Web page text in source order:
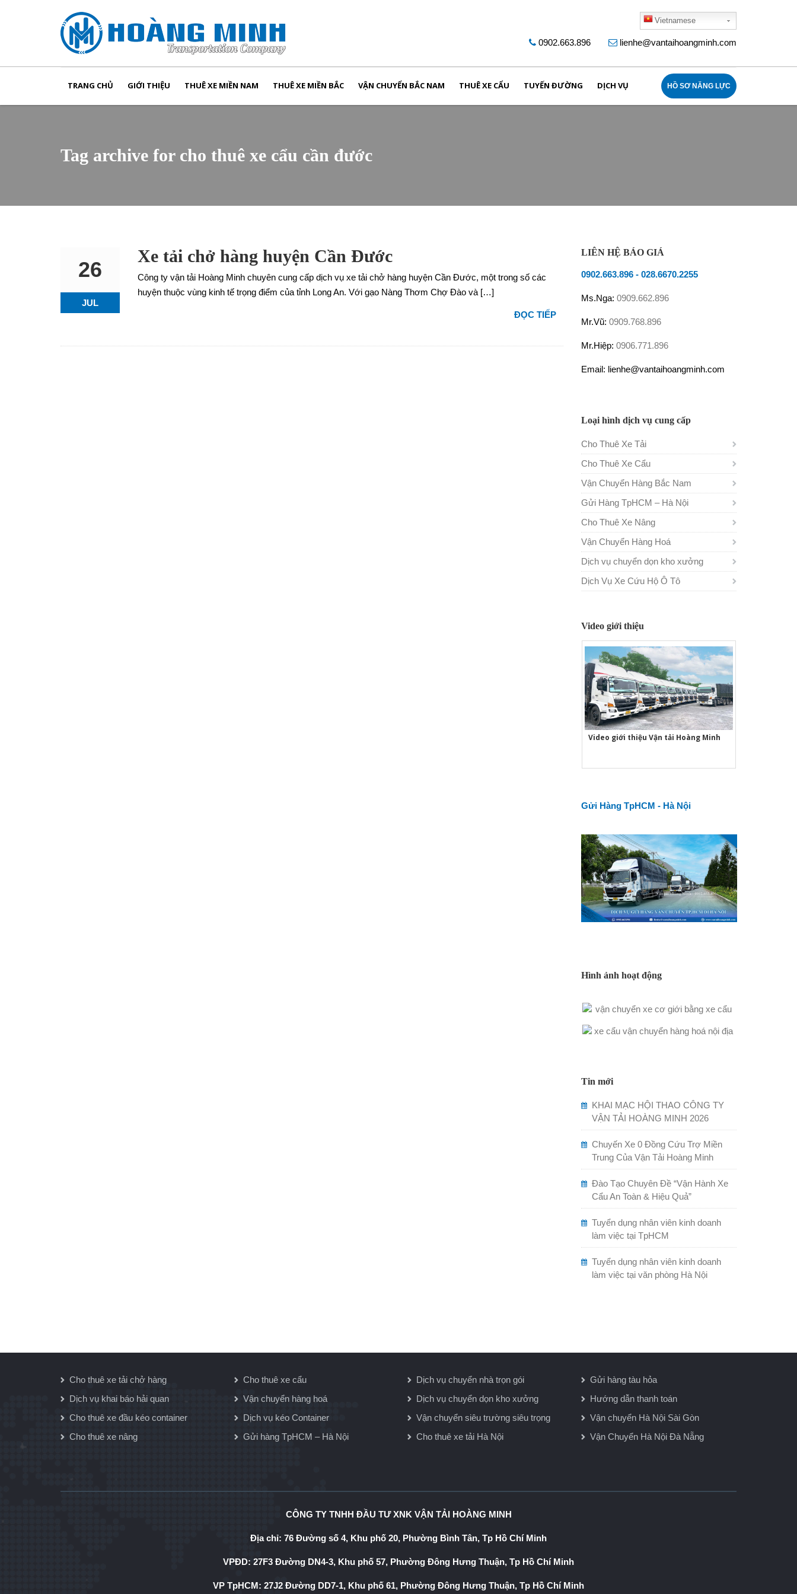
Vietnamese
0902.663.896 lienhe@vantaihoangminh.com
TRANG CHỦ GIỚI THIỆU THUÊ XE MIỀN NAM THUÊ XE MIỀN BẮC VẬN CHUYỂN BẮC NAM THUÊ XE CẨU TUYẾN ĐƯỜNG DỊCH VỤ HỒ SƠ NĂNG LỰC
Tag archive for cho thuê xe cẩu cần đước
26
JUL
Xe tải chở hàng huyện Cần Đước
Công ty vận tải Hoàng Minh chuyên cung cấp dịch vụ xe tải chở hàng huyện Cần Đước, một trong số các
huyện thuộc vùng kinh tế trọng điểm của tỉnh Long An. Với gạo Nàng Thơm Chợ Đào và […]
ĐỌC TIẾP
LIÊN HỆ BÁO GIÁ
0902.663.896- 028.6670.2255
Ms.Nga: 0909.662.896
Mr.Vũ: 0909.768.896
Mr.Hiệp: 0906.771.896
Email: lienhe@vantaihoangminh.com
Loại hình dịch vụ cung cấp
Cho Thuê Xe Tải
Cho Thuê Xe Cẩu
Vận Chuyển Hàng Bắc Nam
Gửi Hàng TpHCM – Hà Nội
Cho Thuê Xe Nâng
Vận Chuyển Hàng Hoá
Dịch vụ chuyển dọn kho xưởng
Dịch Vụ Xe Cứu Hộ Ô Tô
Video giới thiệu
Video giới thiệu Vận tải Hoàng Minh
Gửi Hàng TpHCM - Hà Nội
Hình ảnh hoạt động
Tin mới
KHAI MẠC HỘI THAO CÔNG TY
VẬN TẢI HOÀNG MINH 2026
Chuyến Xe 0 Đồng Cứu Trợ Miền
Trung Của Vận Tải Hoàng Minh
Đào Tạo Chuyên Đề “Vận Hành Xe
Cẩu An Toàn & Hiệu Quả”
Tuyển dụng nhân viên kinh doanh
làm việc tại TpHCM
Tuyển dụng nhân viên kinh doanh
làm việc tại văn phòng Hà Nội
Cho thuê xe tải chở hàng
Dịch vụ khai báo hải quan
Cho thuê xe đầu kéo container
Cho thuê xe nâng
Cho thuê xe cẩu
Vận chuyển hàng hoá
Dịch vụ kéo Container
Gửi hàng TpHCM – Hà Nội
Dịch vụ chuyển nhà trọn gói
Dịch vụ chuyển dọn kho xưởng
Vận chuyển siêu trường siêu trọng
Cho thuê xe tải Hà Nội
Gửi hàng tàu hỏa
Hướng dẫn thanh toán
Vận chuyển Hà Nội Sài Gòn
Vận Chuyển Hà Nội Đà Nẵng
CÔNG TY TNHH ĐẦU TƯ XNK VẬN TẢI HOÀNG MINH
Địa chỉ: 76 Đường số 4, Khu phố 20, Phường Bình Tân, Tp Hồ Chí Minh
VPĐD: 27F3 Đường DN4-3, Khu phố 57, Phường Đông Hưng Thuận, Tp Hồ Chí Minh
VP TpHCM: 27J2 Đường DD7-1, Khu phố 61, Phường Đông Hưng Thuận, Tp Hồ Chí Minh